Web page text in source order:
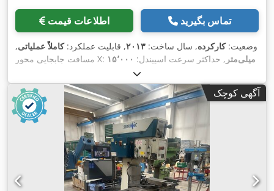
اطلاعات قیمت تماس بگیرید
وضعیت:کارکرده, سال ساخت: ۲۰۱۳, قابلیت عملکرد:کاملاً عملیاتی,
مسافت جابجایی محور X:
۱۵٬۰۰۰ میلی‌متر , حداکثر سرعت اسپیندل:
, سرعت اسپیندل (دقیقه):
۱۵٬۰۰۰ میلی‌متر
, عرض میز:۳٬۳۰۰ میلی‌متر , طول میز:۱۵٬۰۰۰
میلی‌متر , ظرفیت حفاری:۲۸ میلی‌متر
, حداکثر سرعت چرخش:
, سرعت چرخش (دقیقه):۱۸۰ دور/دقیقه
, حرکت
سریع محور X:
۳۵ متر/دقیقه
تجهیزات:سرعت چرخش به طور نامحدود قابل تنظیم
آگهی کوچک